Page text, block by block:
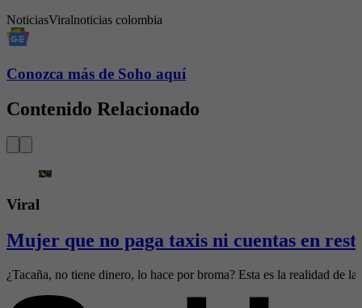
NoticiasViralnoticias colombia
Conozca más de Soho aquí
Contenido Relacionado
Viral
Mujer que no paga taxis ni cuentas en
¿Tacaña, no tiene dinero, lo hace por broma? Esta es la realidad de